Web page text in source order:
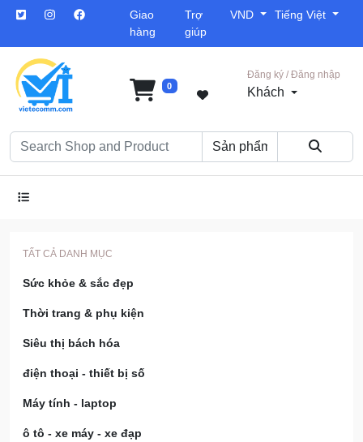
Giao
hàng
Trợ
giúp
VND Tiếng Việt
0
Đăng ký / Đăng nhập
Khách
TẤT CẢ DANH MỤC
Sức khỏe & sắc đẹp
Thời trang & phụ kiện
Siêu thị bách hóa
điện thoại - thiết bị số
Máy tính - laptop
ô tô - xe máy - xe đạp